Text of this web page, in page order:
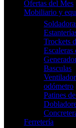
Ofertas del Mes
Mobiliario y
Trockets
Basculas
odómetro
Patines
Ferretería